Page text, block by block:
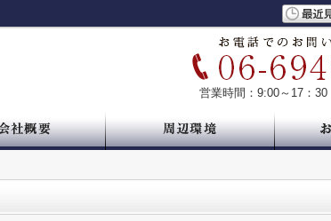
営業時間：9:00～17：30